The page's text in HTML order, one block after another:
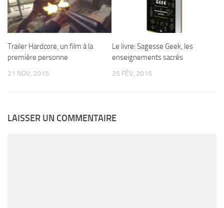
Trailer Hardcore, un film à la
première personne
21 NOV, 2015
Le livre: Sagesse Geek, les
enseignements sacrés
25 FÉV, 2015
LAISSER UN COMMENTAIRE